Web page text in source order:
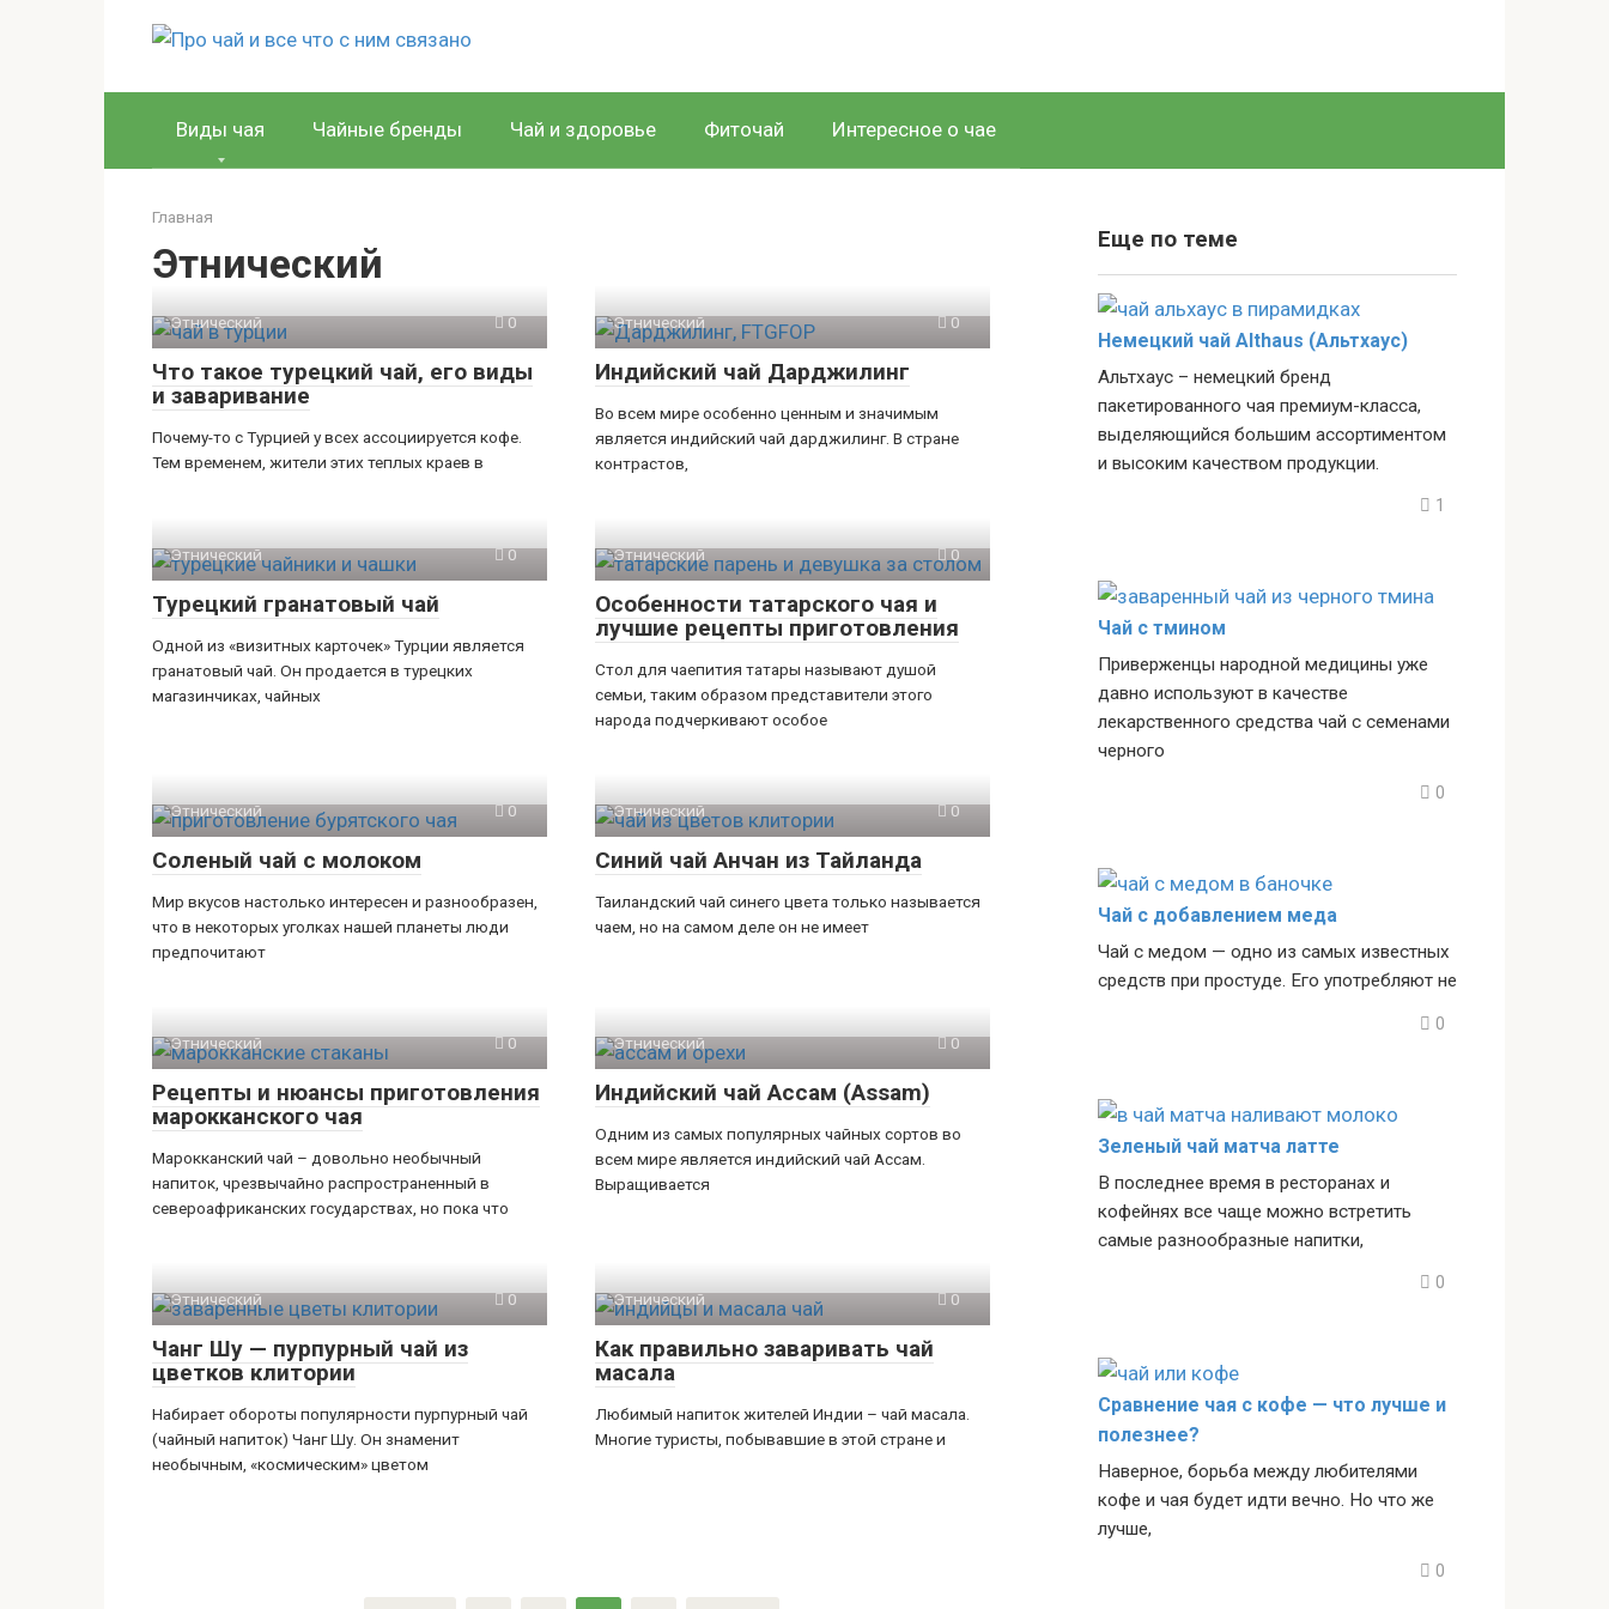
Виды чая Чайные бренды Чай и здоровье Фиточай Интересное о чае
Главная
Этнический
Этнический 0
Что такое турецкий чай, его виды
и заваривание
Почему-то с Турцией у всех ассоциируется кофе.
Тем временем, жители этих теплых краев в
Этнический 0
Индийский чай Дарджилинг
Во всем мире особенно ценным и значимым
является индийский чай дарджилинг. В стране
контрастов,
Этнический 0
Турецкий гранатовый чай
Одной из «визитных карточек» Турции является
гранатовый чай. Он продается в турецких
магазинчиках, чайных
Этнический 0
Особенности татарского чая и
лучшие рецепты приготовления
Стол для чаепития татары называют душой
семьи, таким образом представители этого
народа подчеркивают особое
Этнический 0
Соленый чай с молоком
Мир вкусов настолько интересен и разнообразен,
что в некоторых уголках нашей планеты люди
предпочитают
Этнический 0
Синий чай Анчан из Тайланда
Таиландский чай синего цвета только называется
чаем, но на самом деле он не имеет
Этнический 0
Рецепты и нюансы приготовления
марокканского чая
Марокканский чай – довольно необычный
напиток, чрезвычайно распространенный в
североафриканских государствах, но пока что
Этнический 0
Индийский чай Ассам (Assam)
Одним из самых популярных чайных сортов во
всем мире является индийский чай Ассам.
Выращивается
Этнический 0
Чанг Шу — пурпурный чай из
цветков клитории
Набирает обороты популярности пурпурный чай
(чайный напиток) Чанг Шу. Он знаменит
необычным, «космическим» цветом
Этнический 0
Как правильно заваривать чай
масала
Любимый напиток жителей Индии – чай масала.
Многие туристы, побывавшие в этой стране и
Еще по теме
Немецкий чай Althaus (Альтхаус)
Альтхаус – немецкий бренд
пакетированного чая премиум-класса,
выделяющийся большим ассортиментом
и высоким качеством продукции.
1
Чай с тмином
Приверженцы народной медицины уже
давно используют в качестве
лекарственного средства чай с семенами
черного
0
Чай с добавлением меда
Чай с медом — одно из самых известных
средств при простуде. Его употребляют не
0
Зеленый чай матча латте
В последнее время в ресторанах и
кофейнях все чаще можно встретить
самые разнообразные напитки,
0
Сравнение чая с кофе — что лучше и
полезнее?
Наверное, борьба между любителями
кофе и чая будет идти вечно. Но что же
лучше,
0